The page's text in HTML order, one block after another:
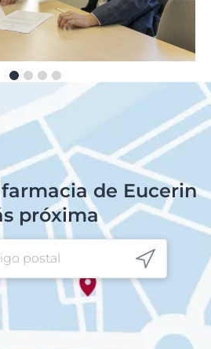
de Eucerin
próxima